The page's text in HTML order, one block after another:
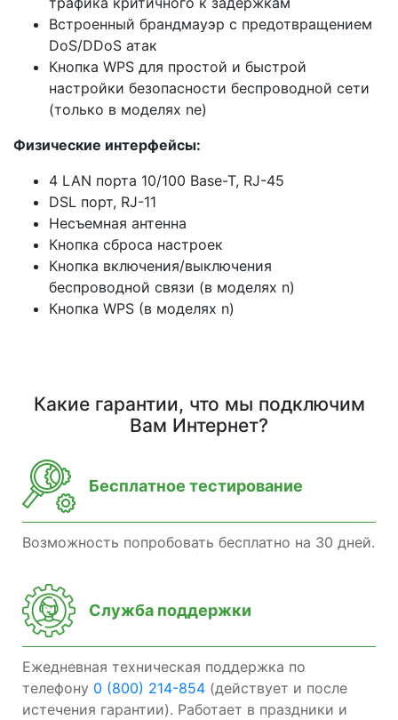
Встроенный брандмауэр с предотвращением
DoS/DDoS атак
Кнопка WPS для простой и быстрой
настройки безопасности беспроводной сети
(только в моделях nе)
Физические интерфейсы:
4 LAN порта 10/100 Base-T, RJ-45
DSL порт, RJ-11
Несъемная антенна
Кнопка сброса настроек
Кнопка включения/выключения
беспроводной связи (в моделях n)
Кнопка WPS (в моделях n)
Какие гарантии, что мы подключим
Вам Интернет?
Бесплатное тестирование
Возможность попробовать бесплатно на 30 дней.
Служба поддержки
Ежедневная техническая поддержка по
телефону 0 (800) 214-854 (действует и после
истечения гарантии). Работает в праздники и